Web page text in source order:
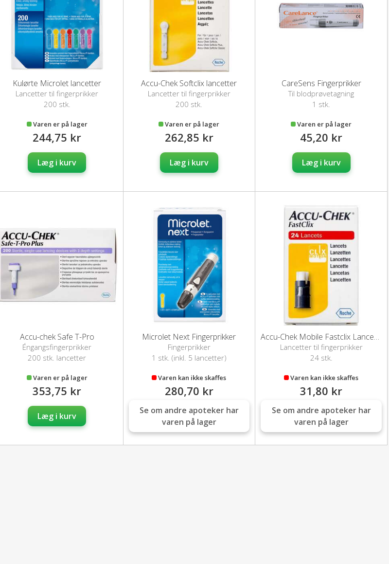
Kulørte Microlet lancetter
Lancetter til fingerprikker
200 stk.
Varen er på lager
244,75 kr
Læg i kurv
Accu-Chek Softclix lancetter
Lancetter til fingerprikker
200 stk.
Varen er på lager
262,85 kr
Læg i kurv
CareSens Fingerprikker
Til blodprøvetagning
1 stk.
Varen er på lager
45,20 kr
Læg i kurv
Accu-chek Safe T-Pro
Éngangsfingerprikker
200 stk. lancetter
Varen er på lager
353,75 kr
Læg i kurv
Microlet Next Fingerprikker
Fingerprikker
1 stk. (inkl. 5 lancetter)
Varen kan ikke skaffes
280,70 kr
Se om andre apoteker har
varen på lager
Accu-Chek Mobile Fastclix Lancetter 24 stk
Lancetter til fingerprikker
24 stk.
Varen kan ikke skaffes
31,80 kr
Se om andre apoteker har
varen på lager